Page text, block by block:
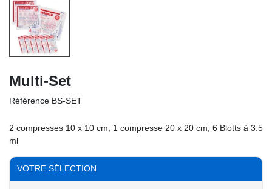
Multi-Set
Référence BS-SET
2 compresses 10 x 10 cm, 1 compresse 20 x 20 cm, 6 Blotts à 3.5
ml
VOTRE SÉLECTION